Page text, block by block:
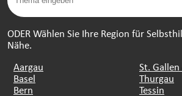
ODER Wählen Sie Ihre Region für
Nähe.
Aargau
Basel
Bern
St.
Thurgau
Tessin